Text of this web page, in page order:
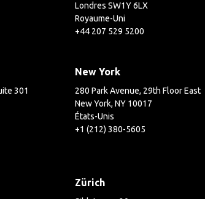
Londres SW1Y 6LX
Royaume-Uni
+44 207 529 5200
301
New York
280 Park Avenue, 29th Floor East
New York, NY 10017
États-Unis
+1 (212) 380-5605
Zürich